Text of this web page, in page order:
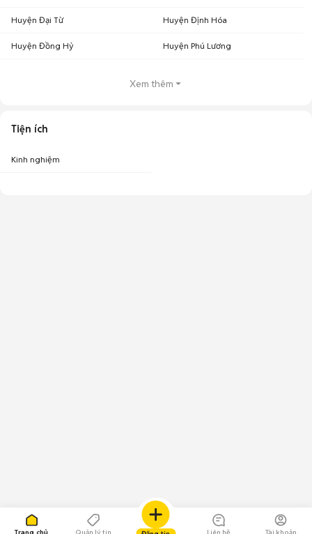
Huyện Đại Từ Huyện Định Hóa
Huyện Đồng Hỷ Huyện Phú Lương
Xem thêm
Tiện ích
Kinh nghiệm